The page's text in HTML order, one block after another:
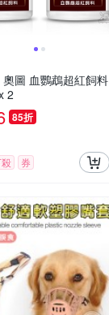
奧圖 血鸚鵡超紅飼料
2
85折
券